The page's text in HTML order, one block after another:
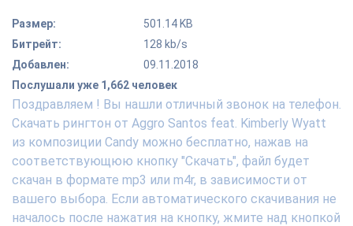
Размер:
501.14 KB
Битрейт:
128 kb/s
Добавлен:
09.11.2018
Послушали уже 1,662 человек
Поздравляем ! Вы нашли отличный звонок на телефон.
Скачать рингтон от Aggro Santos feat. Kimberly Wyatt
из композиции Candy можно бесплатно, нажав на
соответствующюю кнопку "Скачать", файл будет
скачан в формате mp3 или m4r, в зависимости от
вашего выбора. Если автоматического скачивания не
началось после нажатия на кнопку, жмите над кнопкой